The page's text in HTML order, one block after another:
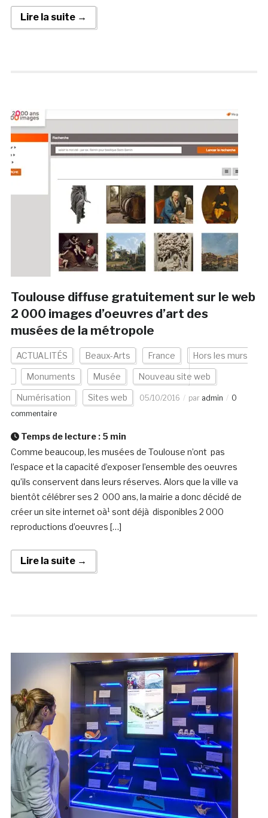
Lire la suite →
Toulouse diffuse gratuitement sur le web
2 000 images d’oeuvres d’art des
musées de la métropole
ACTUALITÉS Beaux-Arts France Hors les murs
Monuments Musée Nouveau site web
Numérisation Sites web 05/10/2016 par admin
0
commentaire
Temps de lecture : 5 min
Comme beaucoup, les musées de Toulouse n’ont pas
l’espace et la capacité d’exposer l’ensemble des oeuvres
qu’ils conservent dans leurs réserves. Alors que la ville va
bientôt célébrer ses 2 000 ans, la mairie a donc décidé de
créer un site internet oà¹ sont déjà disponibles 2 000
reproductions d’oeuvres […]
Lire la suite →